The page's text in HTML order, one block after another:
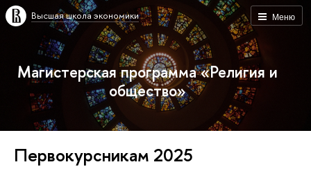
Меню
Высшая школа экономики
Магистерская программа «Религия и
общество»
Первокурсникам 2025